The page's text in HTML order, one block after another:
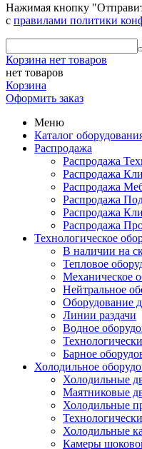
Нажимая кнопку
с правилами политики
Корзина нет товаров
нет товаров
Корзина
Оформить заказ
Меню
Каталог
Распродажа
Распродажа
Распродажа
Распродажа
Распродажа
Распродажа
Распродажа
Технологическое
В наличии на
Тепловое
Механическое
Нейтральное
Оборудование
Линии раздачи
Водное
Барное
Холодильное
Холодильные
Маятниковые
Холодильные
Холодильные
Камеры